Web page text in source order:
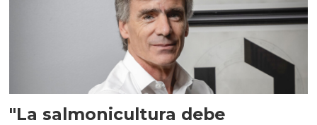
"La salmonicultura debe